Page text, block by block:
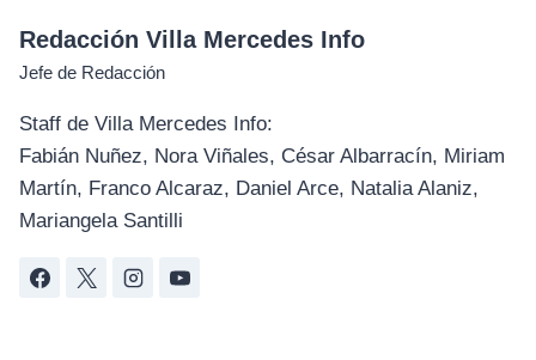
Redacción Villa Mercedes Info
Jefe de Redacción
Staff de Villa Mercedes Info:
Fabián Nuñez, Nora Viñales, César Albarracín, Miriam
Martín, Franco Alcaraz, Daniel Arce, Natalia Alaniz,
Mariangela Santilli